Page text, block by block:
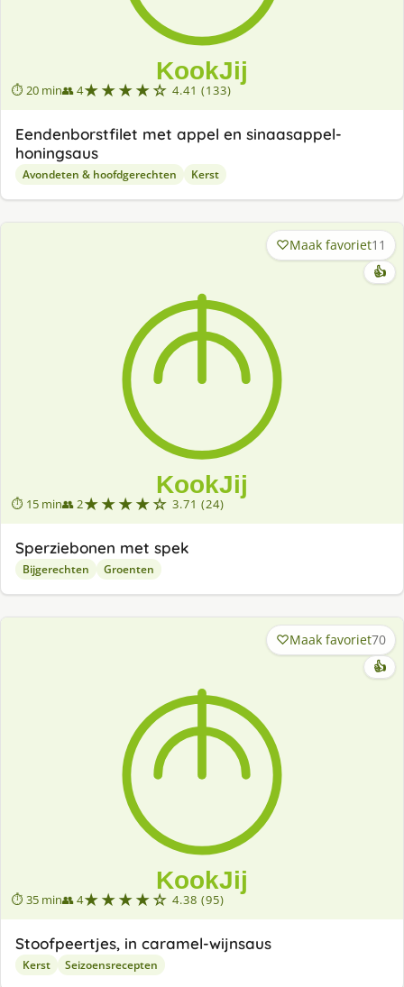
⏱ 20 min👥 4★★★★☆ 4.41 (133)
Eendenborstfilet met appel en sinaasappel-
honingsaus
Avondeten & hoofdgerechten Kerst
⏱ 15 min👥 2★★★★☆ 3.71 (24)
Maak favoriet11
👍
Sperziebonen met spek
Bijgerechten Groenten
⏱ 35 min👥 4★★★★☆ 4.38 (95)
Maak favoriet70
👍
Stoofpeertjes, in caramel-wijnsaus
Kerst Seizoensrecepten